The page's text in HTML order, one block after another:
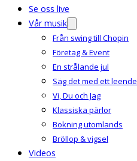
Se oss live
Vår musik
Från swing till Chopin
Företag & Event
En strålande jul
Säg det med ett leende
Vi, Du och Jag
Klassiska pärlor
Bokning utomlands
Bröllop & vigsel
Videos